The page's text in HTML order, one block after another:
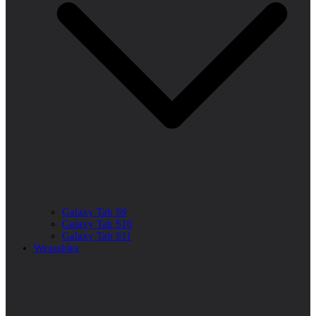
Galaxy Tab S9
Galaxy Tab S10
Galaxy Tab S11
Wearables